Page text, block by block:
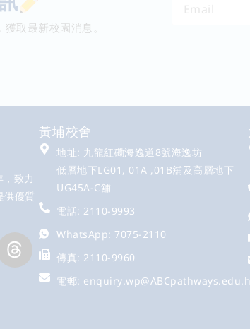
取最新校園消息。
致力
供優質
黃埔校舍
地址: 九龍紅磡海逸道8號海逸坊
低層地下LG01, 01A ,01B舖及高層地下
UG45A-C舖
電話: 2110-9993
WhatsApp: 7075-2110
傳真: 2110-9960
電郵: